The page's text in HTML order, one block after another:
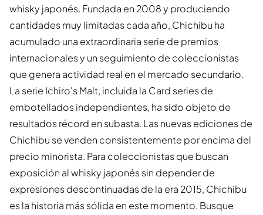
whisky japonés. Fundada en 2008 y produciendo
cantidades muy limitadas cada año, Chichibu ha
acumulado una extraordinaria serie de premios
internacionales y un seguimiento de coleccionistas
que genera actividad real en el mercado secundario.
La serie Ichiro's Malt, incluida la Card series de
embotellados independientes, ha sido objeto de
resultados récord en subasta. Las nuevas ediciones de
Chichibu se venden consistentemente por encima del
precio minorista. Para coleccionistas que buscan
exposición al whisky japonés sin depender de
expresiones descontinuadas de la era 2015, Chichibu
es la historia más sólida en este momento. Busque